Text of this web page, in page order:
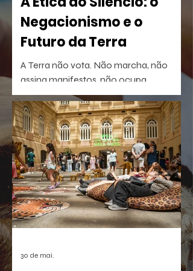
Negacionismo e o
Futuro da Terra
A Terra não vota. Não marcha, não
assina manifestos, não ocupa
palanques. Talvez por isso seja tão fácil
esquecê-la.
30 de mai.